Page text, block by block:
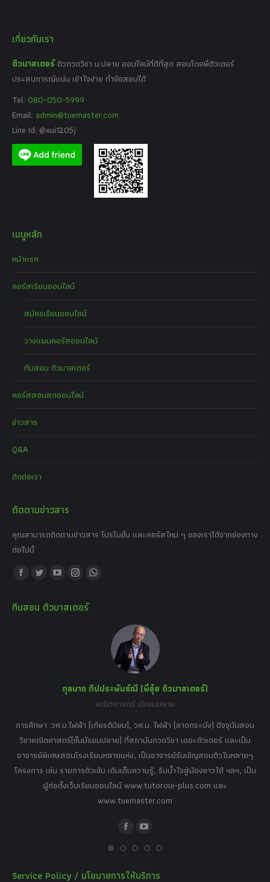
เกี่ยวกับเรา
ติวมาสเตอร์ ติวกวดวิชา ม.ปลาย ออนไลน์ที่ดีที่สุด สอนโดยพี่ติวเตอร์
ประสบการณ์แน่น เข้าใจง่าย ทำข้อสอบได้
Tel: 080-050-5999
Email: admin@tuemaster.com
Line Id: @xui1205j
เมนูหลัก
หน้าแรก
คอร์สเรียนออนไลน์
สมัครเรียนออนไลน์
วางแผนคอร์สออนไลน์
ทีมสอน ติวมาสเตอร์
คอร์สสอนสดออนไลน์
ข่าวสาร
Q&A
ติดต่อเรา
ติดตามข่าวสาร
คุณสามารถติดตามข่าวสาร โปรโมชั่น และคอร์สใหม่ ๆ ของเราได้จากช่องทาง
ต่อไปนี้
Find us on:
Facebook
opens
Twitter
opens
YouTube
opens
Instagram
opens
Whatsapp
window
ทีมสอน ติวมาสเตอร์
กุลนาถ ทีปประพันธ์ณี (พี่อุ๋ย ติวมาสเตอร์)
คณิตศาสตร์ มัธยมปลาย
การศึกษา :วศ.บ.ไฟฟ้า (เกียรตินิยม), วศ.ม. ไฟฟ้า (ลาดกระบัง) ปัจจุบันสอน
วิชาคณิตศาสตร์(ชั้นมัธยมปลาย) ที่สถาบันกวดวิชา เดอะติวเตอร์ และเป็น
อาจารย์พิเศษสอนโรงเรียนหลายแห่ง, เป็นอาจารย์รับเชิญสอนติวในหลายๆ
โครงการ เช่น รายการติวเข้ม เติมเต็มความรู้, รินน้ำใจสู่น้องชาวใต้ ฯลฯ, เป็น
ผู้ก่อตั้งเว็บเรียนออนไลน์ www.tutoroui-plus.com และ
www.tuemaster.com
FacebookYouTube
Service Policy / นโยบายการให้บริการ